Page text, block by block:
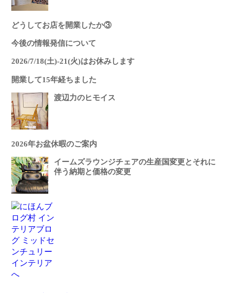
どうしてお店を開業したか③
今後の情報発信について
2026/7/18(土)-21(火)はお休みします
開業して15年経ちました
渡辺力のヒモイス
2026年お盆休暇のご案内
イームズラウンジチェアの生産国変更とそれに
伴う納期と価格の変更